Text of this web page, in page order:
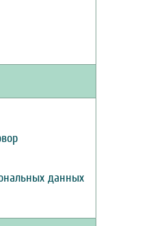
данных